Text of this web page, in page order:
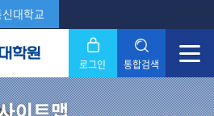
대학교
로그인 통합검색
닫기